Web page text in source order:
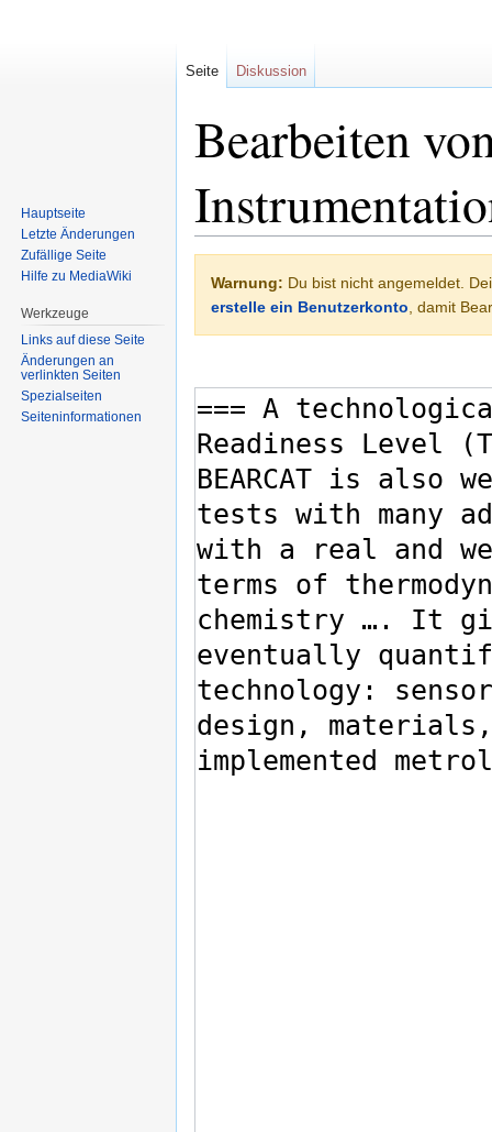
Bearbeiten
Navigation
springen
Suche
springen
Warnung: Du bist nicht angemeldet.
erstelle ein Benutzerkonto, damit
Seite Diskussion
Hauptseite
Letzte Änderungen
Zufällige Seite
Hilfe zu MediaWiki
Werkzeuge
Links auf diese Seite
Änderungen an
verlinkten Seiten
Spezialseiten
Seiten­informationen